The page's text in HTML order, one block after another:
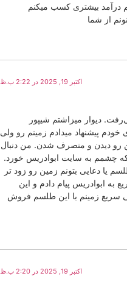
درآمد بیشتری کسب میکنم
از شما
اکتبر 19, 2025 در 2:22 ب.ظ
دیوار میزاشتم شیپور
پیشنهاد میدادم زمینم رو ولی
رو دیدن و منصرف شدن. من دنبال
چشمم به سایت ابوادریس خورد.
یا دعایی بتونم زمین رو زود تر
ابوادریس پیام دادم و این
سریع زمینم با این طلسم فروش
اکتبر 19, 2025 در 2:20 ب.ظ